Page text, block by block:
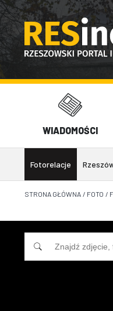
WIADOMOŚCI
Fotorelacje
STRONA GŁÓWNA / FOTO /